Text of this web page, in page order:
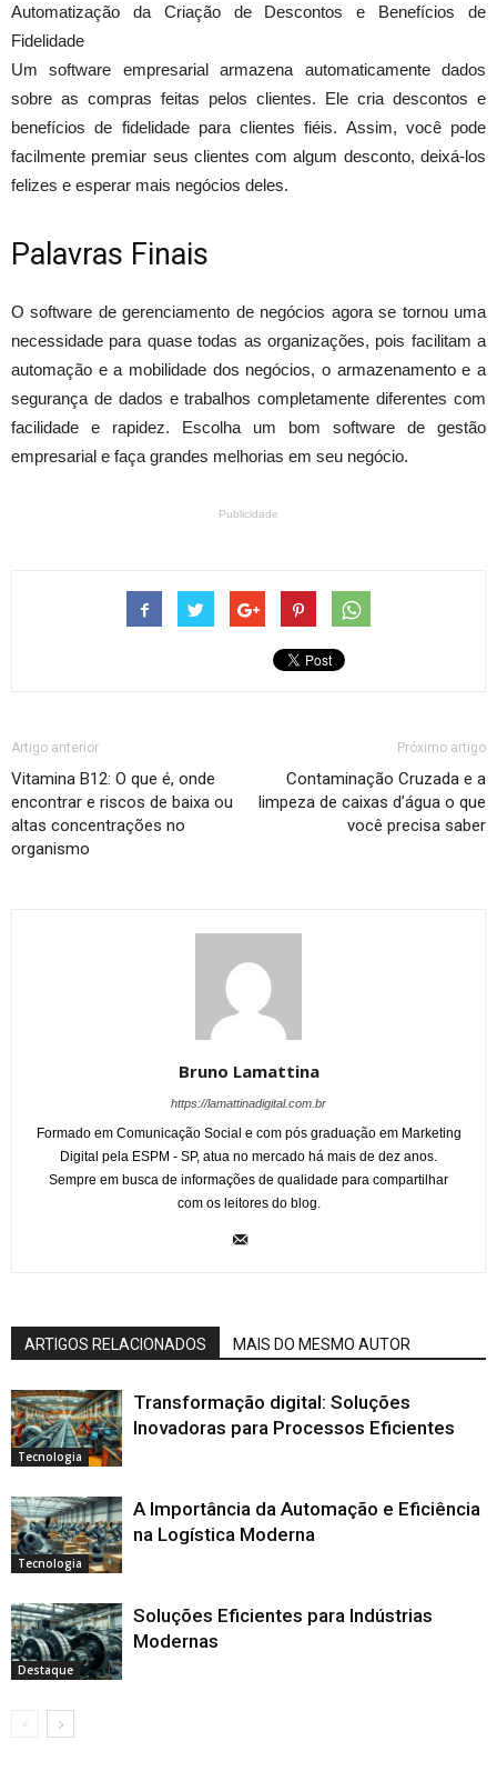
Automatização da Criação de Descontos e Benefícios de
Fidelidade
Um software empresarial armazena automaticamente dados
sobre as compras feitas pelos clientes. Ele cria descontos e
benefícios de fidelidade para clientes fiéis. Assim, você pode
facilmente premiar seus clientes com algum desconto, deixá-los
felizes e esperar mais negócios deles.
Palavras Finais
O software de gerenciamento de negócios agora se tornou uma
necessidade para quase todas as organizações, pois facilitam a
automação e a mobilidade dos negócios, o armazenamento e a
segurança de dados e trabalhos completamente diferentes com
facilidade e rapidez. Escolha um bom software de gestão
empresarial e faça grandes melhorias em seu negócio.
Publicidade
Artigo anterior
Vitamina B12: O que é, onde
encontrar e riscos de baixa ou
altas concentrações no
organismo
Próximo artigo
Contaminação Cruzada e a
limpeza de caixas d’água o que
você precisa saber
Bruno Lamattina
https://lamattinadigital.com.br
Formado em Comunicação Social e com pós graduação em Marketing
Digital pela ESPM - SP, atua no mercado há mais de dez anos.
Sempre em busca de informações de qualidade para compartilhar
com os leitores do blog.
ARTIGOS RELACIONADOS MAIS DO MESMO AUTOR
Tecnologia
Transformação digital: Soluções
Inovadoras para Processos Eficientes
Tecnologia
A Importância da Automação e Eficiência
na Logística Moderna
Destaque
Soluções Eficientes para Indústrias
Modernas